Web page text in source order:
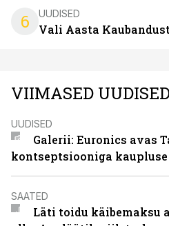
6 UUDISED
Vali Aasta
VIIMASED
UUDISED
Galerii: Euronics avas
kontseptsiooniga kaupluse
SAATED
Läti toidu käibemaksu